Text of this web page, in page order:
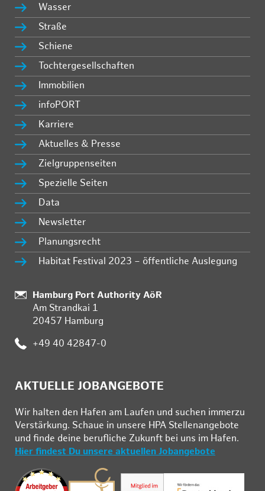
Wasser
Straße
Schiene
Tochtergesellschaften
Immobilien
infoPORT
Karriere
Aktuelles & Presse
Zielgruppenseiten
Spezielle Seiten
Data
Newsletter
Planungsrecht
Habitat Festival 2023 – öffentliche Auslegung
Standort:
Hamburg Port Authority AöR
Am Strandkai 1
20457 Hamburg
Telefon:
+49 40 42847-0
AKTUELLE JOBANGEBOTE
Wir hal­ten den Ha­fen am Lau­fen und su­chen im­mer­zu
Ver­stär­kung. Schau­e in un­se­re HPA Stel­len­an­ge­bo­te
und fin­de deine be­ruf­li­che Zu­kunft bei uns im Ha­fen.
Hier findest Du unsere aktuellen Jobangebote